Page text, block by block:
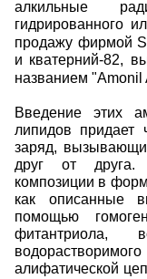
алкильные
гидрированного
продажу фирмой
и кватерний-82,
названием "Amonil
Введение этих
липидов придает
заряд,
друг от друга.
композиции в
как описанные
помощью
алифатической